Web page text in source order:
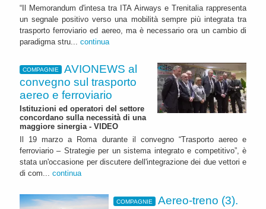
“Il Memorandum d'intesa tra ITA Airways e Trenitalia rappresenta
un segnale positivo verso una mobilità sempre più integrata tra
trasporto ferroviario ed aereo, ma è necessario ora un cambio di
paradigma stru... continua
COMPAGNIE
AVIONEWS al
convegno sul trasporto
aereo e ferroviario
Istituzioni ed operatori del settore
concordano sulla necessità di una
maggiore sinergia - VIDEO
Il 19 marzo a Roma durante il convegno “Trasporto aereo e
ferroviario – Strategie per un sistema integrato e competitivo”, è
stata un'occasione per discutere dell'integrazione dei due vettori e
di com... continua
COMPAGNIE
Aereo-treno (3).